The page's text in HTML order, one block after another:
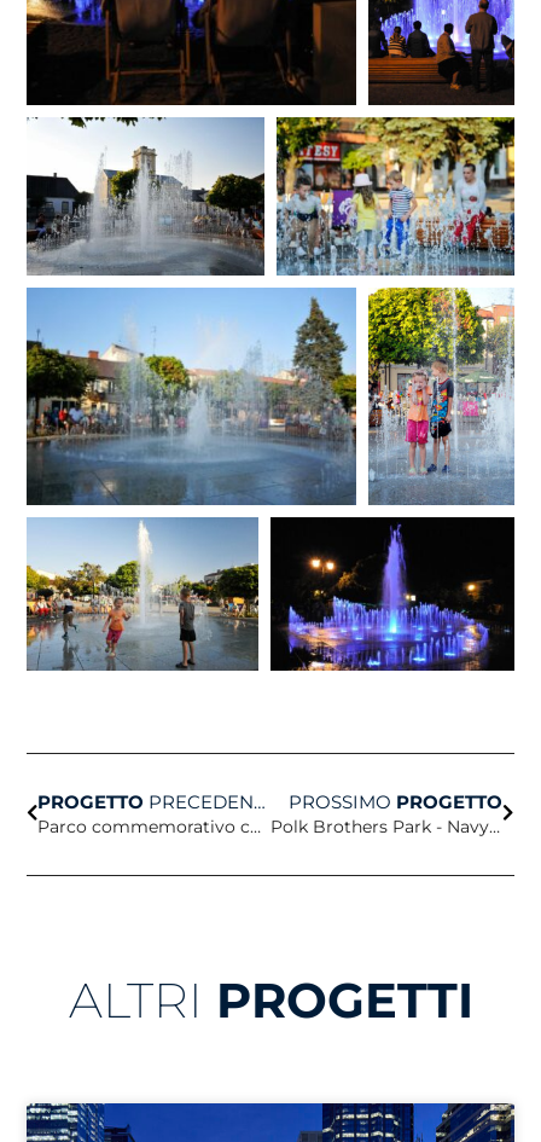
PROGETTO PRECEDENTE
Parco commemorativo centrale
PROSSIMO PROGETTO
Polk Brothers Park - Navy Pier
ALTRI PROGETTI